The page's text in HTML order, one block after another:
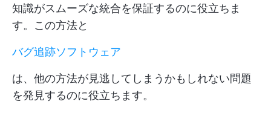
知識がスムーズな統合を保証するのに役立ちま
す。この方法と
バグ追跡ソフトウェア
は、他の方法が見逃してしまうかもしれない問題
を発見するのに役立ちます。